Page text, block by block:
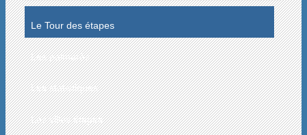
Le Tour des étapes
Les palmarès
Les statistiques
Les villes étapes